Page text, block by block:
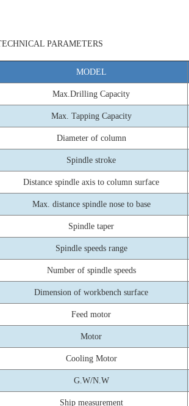
PARAMETERS
MODEL
Max.Drilling Capacity
Max. Tapping Capacity
Diameter of column
Spindle stroke
Distance spindle axis to column surface
Max. distance spindle nose to base
Spindle taper
Spindle speeds range
Number of spindle speeds
Dimension of workbench surface
Feed motor
Motor
Cooling Motor
G.W/N.W
Ship measurement